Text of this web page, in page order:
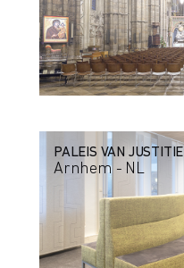
PALEIS VAN JUSTITIE
Arnhem - NL